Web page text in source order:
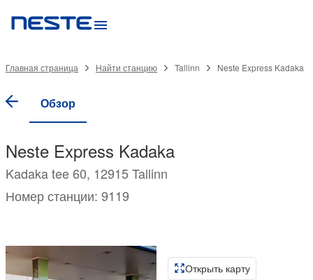
Главная страница Найти станцию Tallinn Neste Express Kadaka
Обзор
Neste Express Kadaka
Kadaka tee 60, 12915 Tallinn
Номер станции: 9119
Открыть карту